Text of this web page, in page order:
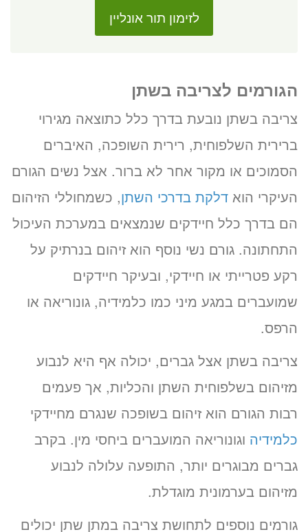
לזימון תור אונליין
הגורמים לצריבה בשתן
צריבה בשתן נובעת בדרך כלל כתוצאה מגירוי
ברירית השלפוחית, רירית השופכה, האיברים
הסמוכים או מקור אחר לא ברור. אצל נשים הגורם
העיקרי הוא דלקת בדרכי השתן, כשמחוללי הזיהום
הם בדרך כלל חיידקים שנמצאים במערכת העיכול
התחתונה. גורם נשי נוסף הוא זיהום בנרתיק על
רקע פטרייתי או חיידקי, ובעיקר חיידקים
שמועברים במגע מיני כמו כלמידיה, גונוריאה או
הרפס.
צריבה בשתן אצל גברים, יכולה אף היא לנבוע
מזיהום בשלפוחית השתן והכליות, אך פעמים
רבות הגורם הוא זיהום בשופכה שנגרם מחיידקי
כלמידיה וגונוריאה המועברים ביחסי מין. בקרב
גברים מבוגרים יותר, התופעה עלולה לנבוע
מזיהום בערמונית מוגדלת.
גורמים נוספים לתחושת צריבה במתן שתן יכולים